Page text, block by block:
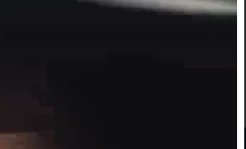
y se instalen garitas en los
el edil nacionalista,
General de Obras de la